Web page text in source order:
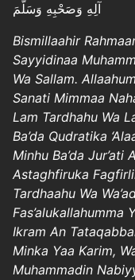
آلِهِ وَصَحْبِهِ وَسَلَّمَ
Bismillaahir
Sayyidinaa
Wa Sallam.
Sanati Mimmaa
Lam Tardhahu Wa
Ba’da Qudratika
Minhu Ba’da Jur’ati
Astaghfiruka
Tardhaahu Wa
Fas’alukallahumma
Ikram An
Minka Yaa Karim,
Muhammadin